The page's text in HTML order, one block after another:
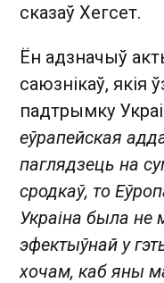
сказаў Хегсет.
Ён адзначыў
саюзнікаў, якія
падтрымку
еўрапейская
паглядзець на
сродкаў, то
Украіна была не
эфектыўнай у
хочам, каб яны